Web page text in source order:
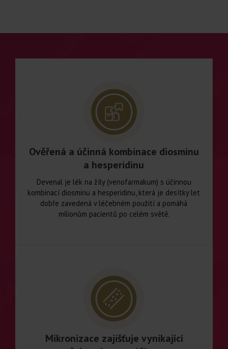
Ověřená a účinná kombinace diosminu
a hesperidinu
Devenal je lék na žíly (venofarmakum) s účinnou
kombinací diosminu a hesperidinu, která je desítky let
dobře zavedená v léčebném použití a pomáhá
milionům pacientů po celém světě.
Mikronizace zajišťuje vynikající